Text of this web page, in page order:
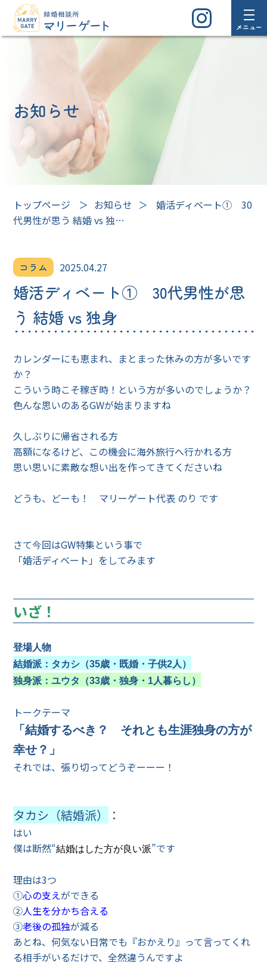
メニュー
お知らせ
トップページ ＞ お知らせ ＞
婚活ディベート① 30
代男性が思う 結婚 vs 独…
コラム 2025.04.27
婚活ディベート① 30代男性が思
う 結婚 vs 独身
カレンダーにも恵まれ、まとまった休みの方が多いです
か？
こういう時こそ稼ぎ時！という方が多いのでしょうか？
色んな思いのあるGWが始まりますね
久しぶりに帰省される方
高額になるけど、この機会に海外旅行へ行かれる方
思い思いに素敵な想い出を作ってきてくださいね
どうも、どーも！ マリーゲート代表 のり です
さて今回はGW特集という事で
「婚活ディベート」をしてみます
いざ！
登場人物
結婚派：タカシ（35歳・既婚・子供2人）
独身派：ユウタ（33歳・独身・1人暮らし）
トークテーマ
「結婚するべき？ それとも生涯独身の方が
幸せ？」
それでは、張り切ってどうぞーーー！
タカシ（結婚派） ：
はい
僕は断然“結婚はした方が良い派”です
理由は3つ
①心の支えができる
②人生を分かち合える
③老後の孤独が減る
あとね、何気ない日常でも『おかえり』って言ってくれ
る相手がいるだけで、全然違うんですよ